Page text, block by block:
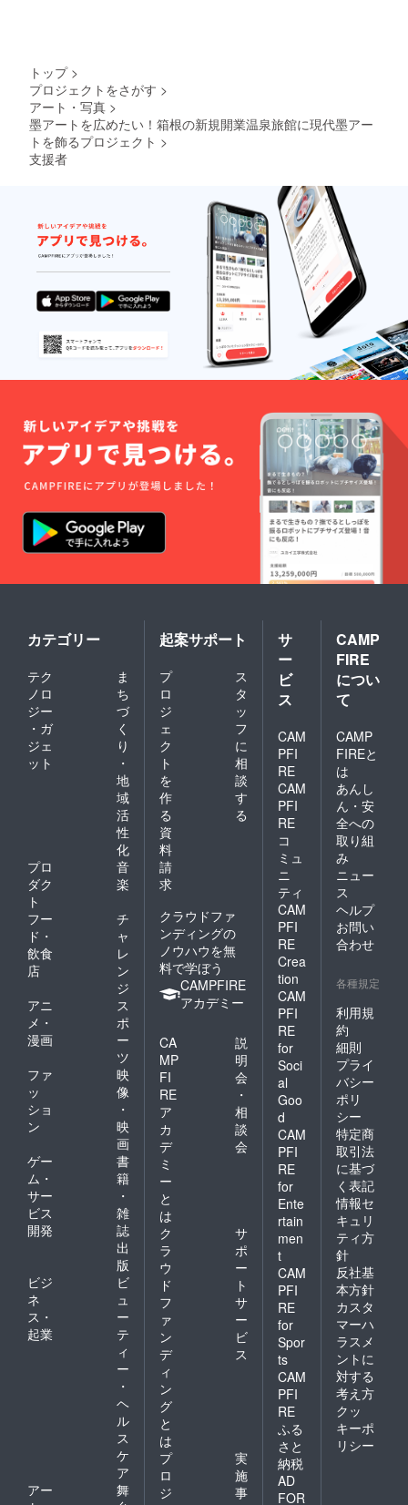
定 ] 宿
泊券を7
たしま
す [ご参
考]
http://w
ww.ichi
noyu.co
.jp/susu
ki/
トップ >
プロジェクトをさがす >
アート・写真 >
墨アートを広めたい！箱根の新規開業温泉旅館に現代墨アー
トを飾るプロジェクト >
支援者
カテゴリー
テク
ノロ
ジー
・ガ
ジェ
ット
ま
ち
づ
く
り
・
地
域
活
性
化
プロ
ダク
ト
音
楽
フー
ド・
飲食
店
チ
ャ
レ
ン
ジ
アニ
メ・
漫画
ス
ポ
ー
ツ
ファ
ッ
ショ
ン
映
像
・
映
画
ゲー
ム・
サー
ビス
開発
書
籍
・
雑
誌
出
版
ビジ
ネ
ス・
起業
ビ
ュ
ー
テ
ィ
ー
・
ヘ
ル
ス
ケ
ア
アー
舞
起案サポート
プ
ロ
ジ
ェ
ク
ト
を
作
る
ス
タ
ッ
フ
に
相
談
す
る
資
料
請
求
クラウドファ
ンディングの
ノウハウを無
料で学ぼう
CAMPFIRE
アカデミー
CA
MP
FI
RE
ア
カ
デ
ミ
ー
と
は
説
明
会
・
相
談
会
ク
ラ
ウ
ド
フ
ァ
ン
デ
ィ
ン
グ
と
は
サ
ポ
ー
ト
サ
ー
ビ
ス
プ
ロ
ジ
実
施
事
サ
ー
ビ
ス
CAM
PFI
RE
CAM
PFI
RE
コ
ミュ
ニ
ティ
CAM
PFI
RE
Crea
tion
CAM
PFI
RE
for
Soci
al
Goo
d
CAM
PFI
RE
for
Ente
rtain
men
t
CAM
PFI
RE
for
Spor
ts
CAM
PFI
RE
ふる
さと
納税
AD
FOR
CAMP
FIRE
につい
て
CAMP
FIREと
は
あんし
ん・安
全への
取り組
み
ニュー
ス
ヘルプ
お問い
合わせ
各種規定
利用規
約
細則
プライ
バシー
ポリ
シー
特定商
取引法
に基づ
く表記
情報セ
キュリ
ティ方
針
反社基
本方針
カスタ
マーハ
ラスメ
ントに
対する
考え方
クッ
キーポ
リシー